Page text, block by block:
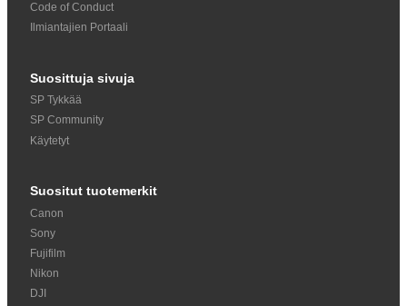
Code of Conduct
Ilmiantajien Portaali
Suosittuja sivuja
SP Tykkää
SP Community
Käytetyt
Suositut tuotemerkit
Canon
Sony
Fujifilm
Nikon
DJI